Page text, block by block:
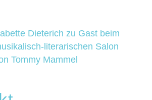
Dieterich zu Gast beim
literarischen Salon
Tommy Mammel